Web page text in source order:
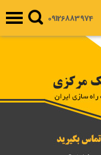
09126883974